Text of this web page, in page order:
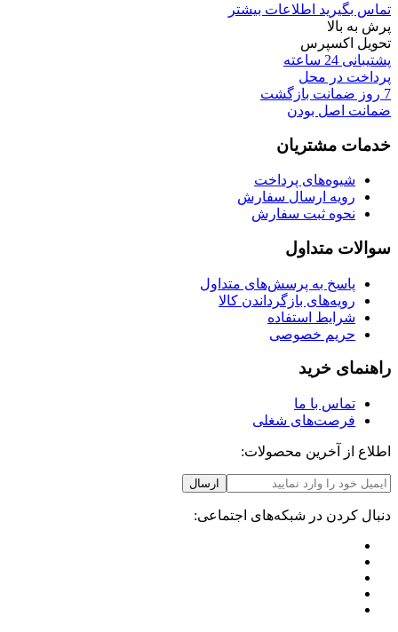
تماس بگیرید اطلاعات بیشتر
پرش به بالا
تحویل اکسپرس
پشتیبانی 24 ساعته
پرداخت در محل
7 روز ضمانت بازگشت
ضمانت اصل بودن
خدمات مشتریان
شیوه‌های پرداخت
رویه ارسال سفارش
نحوه ثبت سفارش
سوالات متداول
پاسخ به پرسش‌های متداول
رویه‌های بازگرداندن کالا
شرایط استفاده
حریم خصوصی
راهنمای خرید
تماس با ما
فرصت‌های شغلی
اطلاع از آخرین محصولات:
ارسال
دنبال کردن در شبکه‌های اجتماعی: